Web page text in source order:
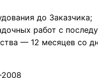
до Заказчика;
работ с
— 12 месяцев со